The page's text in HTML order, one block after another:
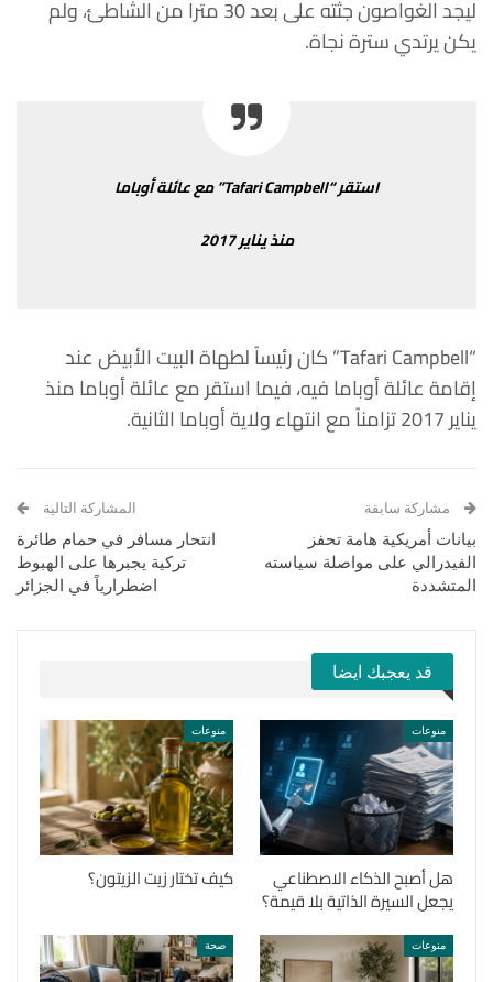
ليجدالغواصونجثتهعلىبعد مترامنالشاطئ،ولم
يكنيرتديسترة نجاة.
استقر“Tafari Campbell” مععائلةأوباما
منذيناير2017
“Tafari Campbell” كانرئيساًلطهاةالبيتالأبيضعند
إقامةعائلةأوبامافيه،فيما استقرمععائلةأوبامامنذ
يناير2017 تزامناًمعانتهاءولايةأوباما الثانية.
مشاركة سابقة
بيانات أمريكية هامة تحفز
الفيدرالي على مواصلة سياسته
المتشددة
المشاركة التالية
انتحار مسافر في حمام طائرة
تركية يجبرها على الهبوط
اضطرارياً في الجزائر
قد يعجبك ايضا
منوعات
هل أصبح الذكاء الاصطناعي
يجعل السيرة الذاتية بلا قيمة؟
منوعات
كيف تختار زيت الزيتون؟
منوعات صحة